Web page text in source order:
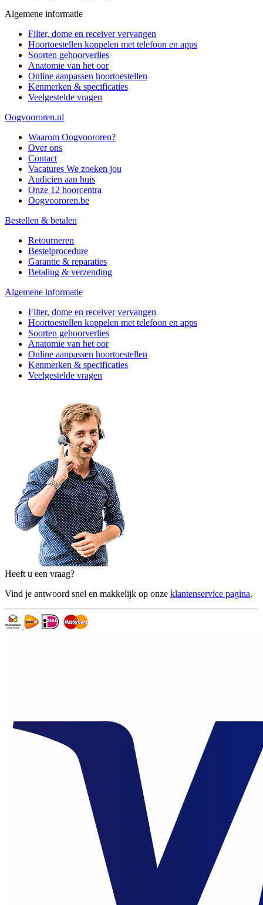
Algemene informatie
Filter, dome en receiver vervangen
Hoortoestellen koppelen met telefoon en apps
Soorten gehoorverlies
Anatomie van het oor
Online aanpassen hoortoestellen
Kenmerken & specificaties
Veelgestelde vragen
Oogvoororen.nl
Waarom Oogvoororen?
Over ons
Contact
Vacatures We zoeken jou
Audicien aan huis
Onze 12 hoorcentra
Oogvoororen.be
Bestellen & betalen
Retourneren
Bestelprocedure
Garantie & reparaties
Betaling & verzending
Algemene informatie
Filter, dome en receiver vervangen
Hoortoestellen koppelen met telefoon en apps
Soorten gehoorverlies
Anatomie van het oor
Online aanpassen hoortoestellen
Kenmerken & specificaties
Veelgestelde vragen
Heeft u een vraag?
Vind je antwoord snel en makkelijk op onze klantenservice pagina.